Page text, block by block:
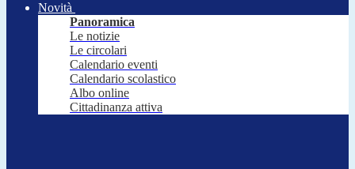
Novità
Panoramica
Le notizie
Le circolari
Calendario eventi
Calendario scolastico
Albo online
Cittadinanza attiva